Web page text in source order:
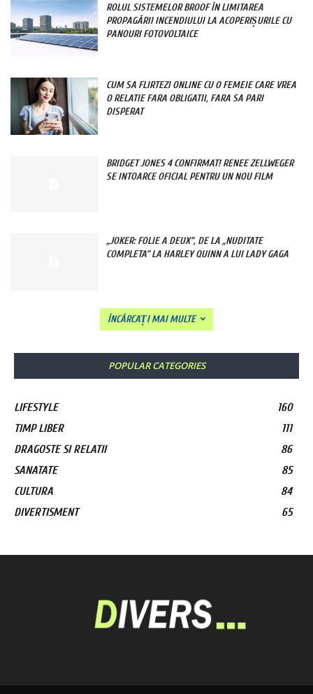
ROLUL SISTEMELOR BROOF ÎN LIMITAREA
PROPAGĂRII INCENDIULUI LA ACOPERIȘURILE CU
PANOURI FOTOVOLTAICE
CUM SA FLIRTEZI ONLINE CU O FEMEIE CARE VREA
O RELATIE FARA OBLIGATII, FARA SA PARI
DISPERAT
BRIDGET JONES 4 CONFIRMAT! RENEE ZELLWEGER
SE INTOARCE OFICIAL PENTRU UN NOU FILM
„JOKER: FOLIE A DEUX”, DE LA „NUDITATE
COMPLETA” LA HARLEY QUINN A LUI LADY GAGA
ÎNCĂRCAȚI MAI MULTE
POPULAR CATEGORIES
LIFESTYLE
160
TIMP LIBER
111
DRAGOSTE SI RELATII
86
SANATATE
85
CULTURA
84
DIVERTISMENT
65